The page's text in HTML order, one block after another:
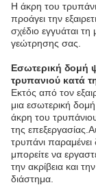
Η άκρη του
προάγει την
σχέδιο εγγυάται τη
γεώτρησης σας.
Εσωτερική δομή
τρυπανιού κατά
Εκτός από τον
μια εσωτερική
άκρη του
της
τρυπάνι
μπορείτε να
την ακρίβεια και
διάστημα.